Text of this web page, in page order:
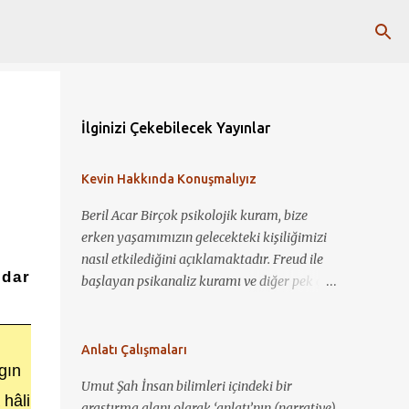
hâli
İlginizi Çekebilecek Yayınlar
Kevin Hakkında Konuşmalıyız
Beril Acar Birçok psikolojik kuram, bize
erken yaşamımızın gelecekteki kişiliğimizi
nasıl etkilediğini açıklamaktadır. Freud ile
başlayan psikanaliz kuramı ve diğer pek çok
yapmamız mümkün görünmektedir. Kevin
sosyopat bir gence dönüşebildiğini, annelik
Anlatı Çalışmaları
Umut Şah İnsan bilimleri içindeki bir